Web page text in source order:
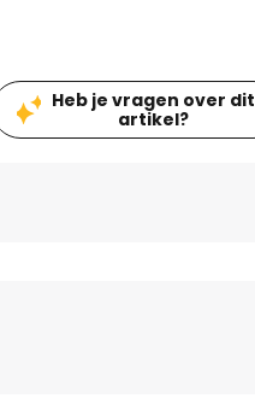
Heb je vragen over dit
artikel?